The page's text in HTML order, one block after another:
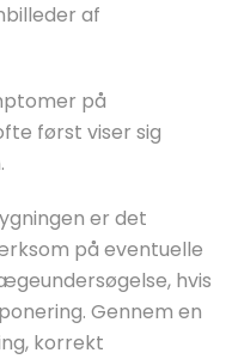
af
på
først viser sig
er det
på eventuelle
hvis
Gennem en
korrekt